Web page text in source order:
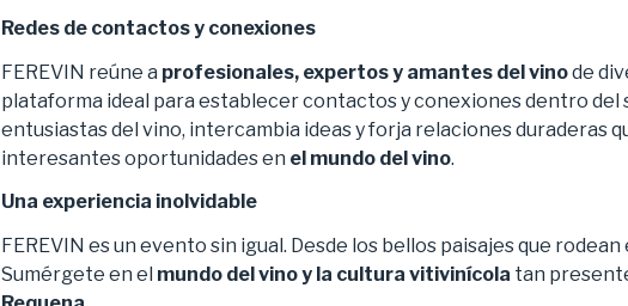
Redes de contactos y conexiones
FEREVIN reúne a profesionales, expertos y amantes del vinode
plataforma ideal para establecer contactos y conexiones dentro
entusiastas del vino, intercambia ideas y forja relaciones duraderas
interesantes oportunidades en el mundo del vino.
Una experiencia inolvidable
FEREVIN es un evento sin igual. Desde los bellos paisajes que
Sumérgete en el mundo del vino y la cultura vitivinícola tan